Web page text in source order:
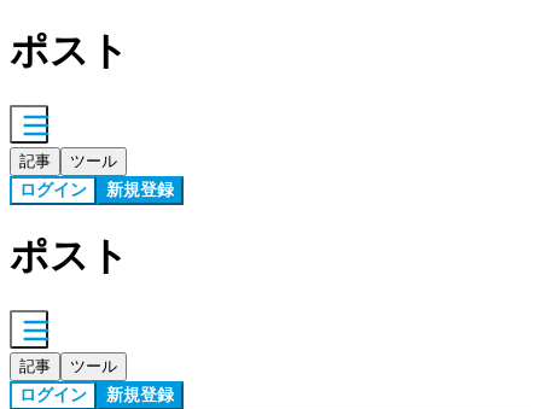
ポスト
記事 ツール
ログイン 新規登録
ポスト
記事 ツール
ログイン 新規登録